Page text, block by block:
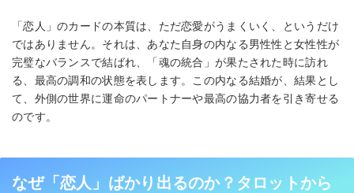
「恋人」のカードの本質は、ただ恋愛がうまくいく、というだけ
ではありません。それは、あなた自身の内なる男性性と女性性が
完璧なバランスで結ばれ、「魂の統合」が果たされた時に訪れ
る、最高の調和の状態を表します。この内なる結婚が、結果とし
て、外側の世界に運命のパートナーや最高の協力者を引き寄せる
のです。
なぜ「恋人」ばかり出るのか？タロットから